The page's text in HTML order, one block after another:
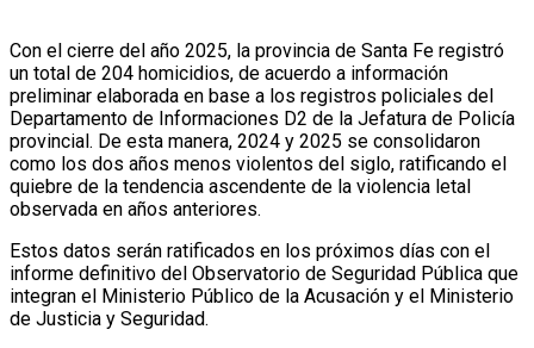
Con el cierre del año 2025, la provincia de Santa Fe registró
un total de 204 homicidios, de acuerdo a información
preliminar elaborada en base a los registros policiales del
Departamento de Informaciones D2 de la Jefatura de Policía
provincial. De esta manera, 2024 y 2025 se consolidaron
como los dos años menos violentos del siglo, ratificando el
quiebre de la tendencia ascendente de la violencia letal
observada en años anteriores.
Estos datos serán ratificados en los próximos días con el
informe definitivo del Observatorio de Seguridad Pública que
integran el Ministerio Público de la Acusación y el Ministerio
de Justicia y Seguridad.